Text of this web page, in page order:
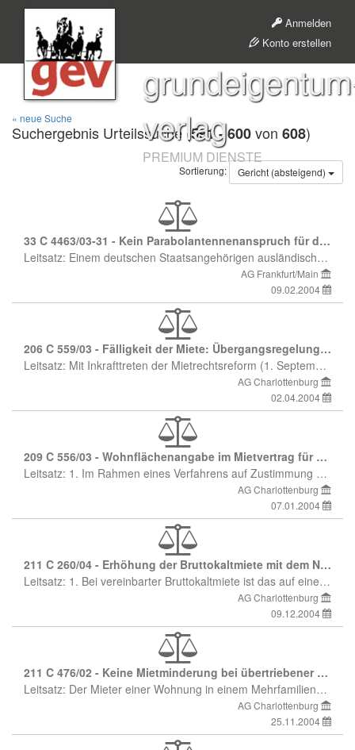
Anmelden
Konto erstellen
verlag
PREMIUM DIENSTE
« neue Suche
Suchergebnis Urteilssuche (591 - 600von 608)
Sortierung: Gericht (absteigend)
33 C 4463/03-31 - Kein Parabolantennenanspruch für deutschen Staatsangehörigen ausländischer Herkunft
Leitsatz: Einem deutschen Staatsangehörigen ausländischer Herkunft steht kein Anspruch auf Duldung einer Parabolantenne zu, wenn dieses Recht unter denselben tatsächlichen Gegebenheiten auch einem deutschen Staatsangehörigen inländischer Herkunft nicht zustehen würde. (Leitsatz der Redaktion)
AG Frankfurt/Main
09.02.2004
206 C 559/03 - Fälligkeit der Miete: Übergangsregelungen nach Mietrechtsreform
Leitsatz: Mit Inkrafttreten der Mietrechtsreform (1. September 2001) ist die Miete auch bei davor abgeschlossenen Mietverträgen zu Beginn eines Monats, spätestens bis zum dritten Werktag zu entrichten. (Leitsatz der Redaktion)
AG Charlottenburg
02.04.2004
209 C 556/03 - Wohnflächenangabe im Mietvertrag für Mieterhöhung maßgeblich
Leitsatz: 1. Im Rahmen eines Verfahrens auf Zustimmung zu einer Mieterhöhung gilt, daß dann, wenn die Wohnung größer ist als im Mietvertrag angegeben, von der vertraglich vereinbarten Fläche ausgegangen werden muß. 2. Bei einer auf zwei Stellen hinter dem Komma angegebenen Wohnungsgröße sind ausschließlich Fehler im Bereich hinter der Kommastelle zu berücksichtigen, selbst wenn die Größe im Mietvertrag mit dem Zusatz "circa" versehen ist. (Leitsätze des Einsenders)
AG Charlottenburg
07.01.2004
211 C 260/04 - Erhöhung der Bruttokaltmiete mit dem Netto-Mietspiegel
Leitsatz: 1. Bei vereinbarter Bruttokaltmiete ist das auf einen Nettomieten-Mietspiegel gestützte Mieterhöhungsverlangen unwirksam, wenn es überhaupt keine nachvollziehbare Berechnung des angegebenen Betriebskostenanteils enthält. 2. Zur Begründung kann eine aktuelle Betriebskostenaufstellung beigefügt oder für den Pauschalbetrag der Betriebskosten auf die Gewos-Werte abgestellt werden. 3. Ein bereits unwirksames Erhöhungsverlangen kann im Zustimmungsprozeß nicht nachgebessert werden, sondern muß neu erklärt werden.
AG Charlottenburg
09.12.2004
211 C 476/02 - Keine Mietminderung bei übertriebener Lärmempfindlichkeit
Leitsatz: Der Mieter einer Wohnung in einem Mehrfamilienhaus kann nicht erwarten, daß Geräusche von außen nicht mehr wahrgenommen werden. 2. Anders ist es nur bei Baumängeln (Trittschallschutz) oder vermeidbarem Lärm, für den der Mieter beweispflichtig ist.
AG Charlottenburg
25.11.2004